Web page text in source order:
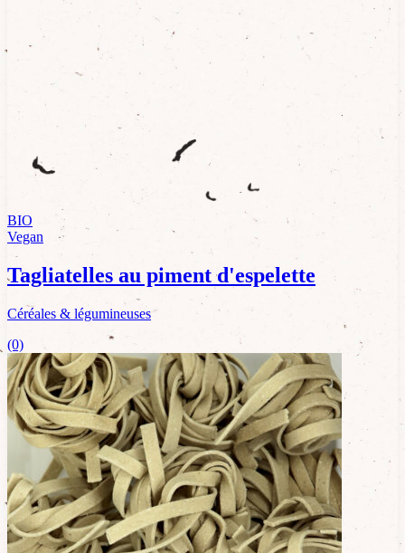
BIO
Vegan
Tagliatelles au piment d'espelette
Céréales & légumineuses
(0)